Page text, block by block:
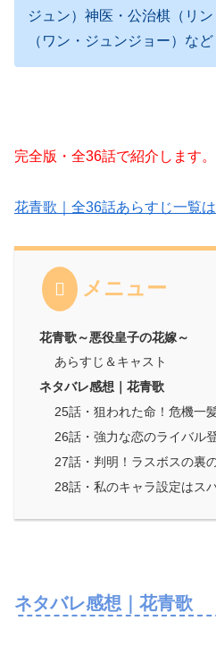
ジュン）神医・公治棋（リ
（ワン・ジュンジョー）など
完全版・全36話で紹介します。
花青歌｜全36話あらすじ一覧
メニュー
花青歌～悪役皇子の花嫁～
あらすじ＆キャスト
ネタバレ感想｜花青歌
25話・狙われた命！危機一
26話・強力な恋のライバル
27話・判明！ラスボスの裏
28話・私のキャラ設定はス
ネタバレ感想｜花青歌